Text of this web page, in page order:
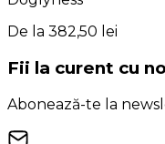
De la 382,50 lei
Fii la curent cu
Abonează-te la